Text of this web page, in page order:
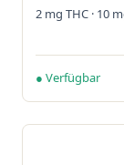
2 mg THC · 10
● Verfügbar